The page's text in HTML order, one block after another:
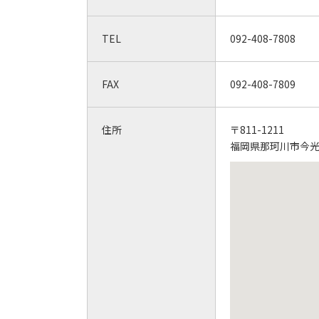
TEL 092-408-7808
FAX 092-408-7809
住所
〒811-1211
福岡県那珂川市今